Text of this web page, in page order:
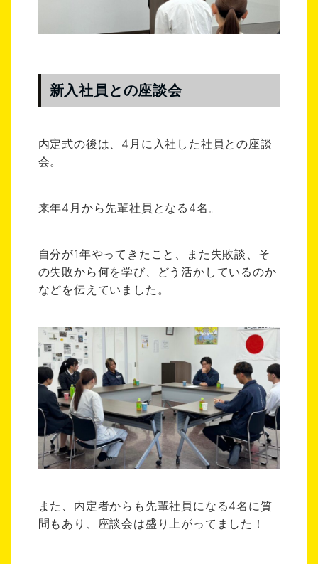
新入社員との座談会
内定式の後は、4月に入社した社員との座談
会。
来年4月から先輩社員となる4名。
自分が1年やってきたこと、また失敗談、そ
の失敗から何を学び、どう活かしているのか
などを伝えていました。
また、内定者からも先輩社員になる4名に質
問もあり、座談会は盛り上がってました！